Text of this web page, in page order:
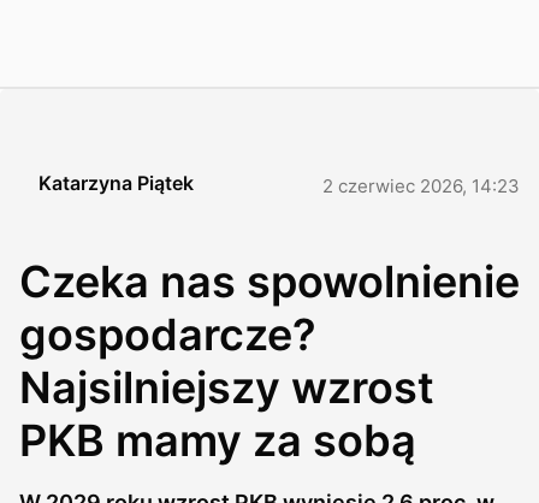
Katarzyna Piątek 2 czerwiec 2026, 14:23
Czeka nas spowolnienie
gospodarcze?
Najsilniejszy wzrost
PKB mamy za sobą